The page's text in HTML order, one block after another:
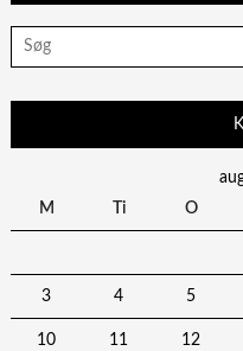
for:
M
Ti O
3 4 5
10 11 12